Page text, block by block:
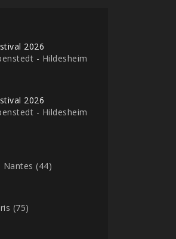
2026
- Hildesheim
2026
- Hildesheim
Nantes (44)
(75)